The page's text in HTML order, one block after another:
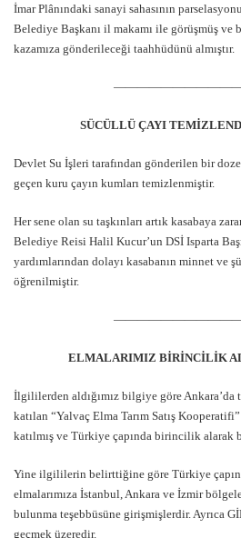
İmar Plânındaki sanayi sahasının
Belediye Başkanı il makamı ile görüşmüş ve
kazamıza gönderileceği taahhüdünü almıştır.
SÜCÜLLÜ ÇAYI
Devlet Su İşleri tarafından gönderilen bir
geçen kuru çayın kumları temizlenmiştir.
Her sene olan su taşkınları artık kasabaya
Belediye Reisi Halil Kucur’un DSİ Isparta
yardımlarından dolayı kasabanın minnet ve
öğrenilmiştir.
ELMALARIMIZ BİRİNCİLİK
İlgililerden aldığımız bilgiye göre Ankara’da
katılan “Yalvaç Elma Tarım Satış
katılmış ve Türkiye çapında birincilik alarak
Yine ilgililerin belirttiğine göre Türkiye
elmalarımıza İstanbul, Ankara ve İzmir
bulunma teşebbüsüne girişmişlerdir. Ayrıca
geçmek üzeredir.